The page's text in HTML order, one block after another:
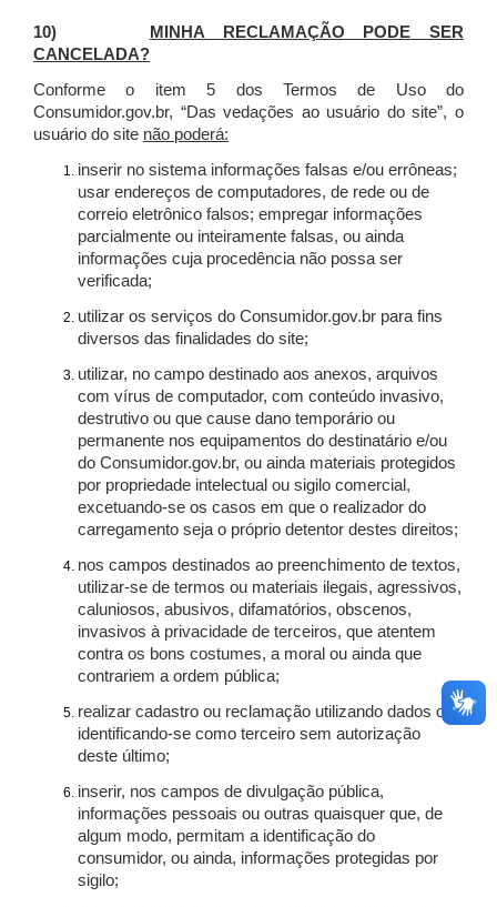
10)
MINHA RECLAMAÇÃO PODE SER
CANCELADA?
Conforme o item 5 dos Termos de Uso do
Consumidor.gov.br, “Das vedações ao usuário do site”, o
usuário do site não poderá:
inserir no sistema informações falsas e/ou errôneas;
usar endereços de computadores, de rede ou de
correio eletrônico falsos; empregar informações
parcialmente ou inteiramente falsas, ou ainda
informações cuja procedência não possa ser
verificada;
utilizar os serviços do Consumidor.gov.br para fins
diversos das finalidades do site;
utilizar, no campo destinado aos anexos, arquivos
com vírus de computador, com conteúdo invasivo,
destrutivo ou que cause dano temporário ou
permanente nos equipamentos do destinatário e/ou
do Consumidor.gov.br, ou ainda materiais protegidos
por propriedade intelectual ou sigilo comercial,
excetuando-se os casos em que o realizador do
carregamento seja o próprio detentor destes direitos;
nos campos destinados ao preenchimento de textos,
utilizar-se de termos ou materiais ilegais, agressivos,
caluniosos, abusivos, difamatórios, obscenos,
invasivos à privacidade de terceiros, que atentem
contra os bons costumes, a moral ou ainda que
contrariem a ordem pública;
realizar cadastro ou reclamação utilizando dados ou
identificando-se como terceiro sem autorização
deste último;
inserir, nos campos de divulgação pública,
informações pessoais ou outras quaisquer que, de
algum modo, permitam a identificação do
consumidor, ou ainda, informações protegidas por
sigilo;